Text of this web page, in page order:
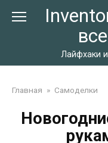
Лайфхаки
Главная » Самоделки